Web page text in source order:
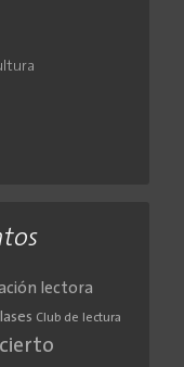
lectora
Club de lectura